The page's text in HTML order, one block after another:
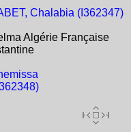
Chalabia (I362347)
Algérie Française